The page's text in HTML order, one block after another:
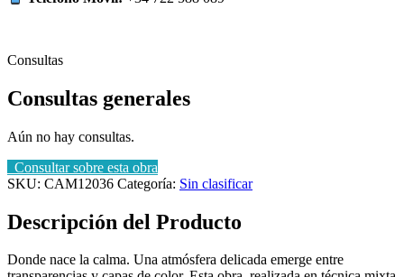
Consultas
Consultas generales
Aún no hay consultas.
Consultar sobre esta obra
SKU: CAM12036 Categoría: Sin clasificar
Descripción del Producto
Donde nace la calma. Una atmósfera delicada emerge entre